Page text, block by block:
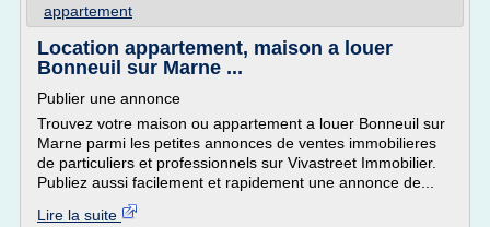
appartement
Location appartement, maison a louer
Bonneuil sur Marne ...
Publier une annonce
Trouvez votre maison ou appartement a louer Bonneuil sur
Marne parmi les petites annonces de ventes immobilieres
de particuliers et professionnels sur Vivastreet Immobilier.
Publiez aussi facilement et rapidement une annonce de...
Lire la suite